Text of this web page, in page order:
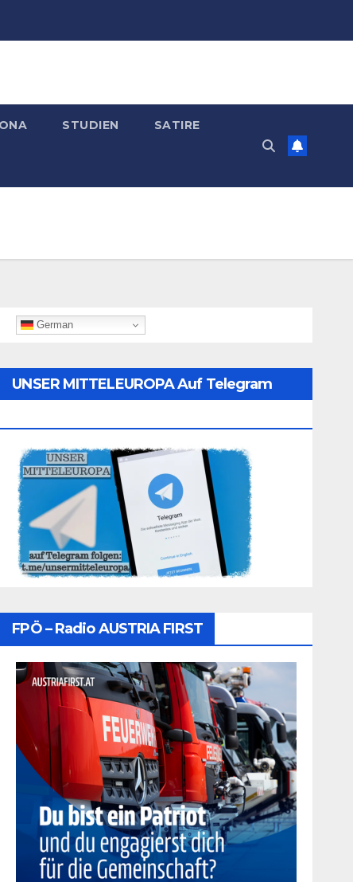
STUDIEN SATIRE
German
UNSER MITTELEUROPA Auf Telegram
FPÖ – Radio AUSTRIA FIRST